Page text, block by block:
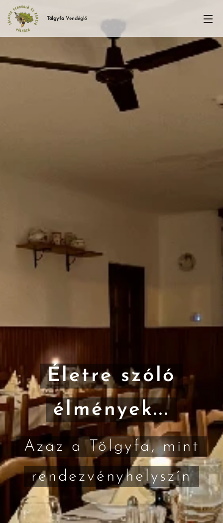
Tölgyfa Vendéglő
Életre szóló
élmények...
Azaz a Tölgyfa, mint
rendezvényhelyszín